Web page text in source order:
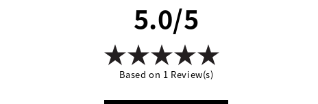
5.0/5
Based on 1 Review(s)